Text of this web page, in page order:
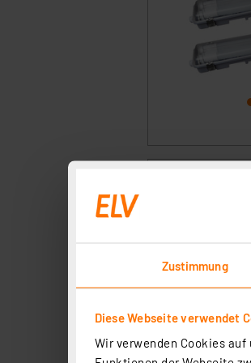
Zustimmung
Diese Webseite verwendet
Wir verwenden Cookies